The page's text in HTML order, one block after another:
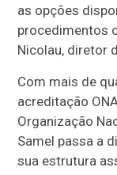
as opções
procedimentos
Nicolau, diretor
Com mais de
acreditação
Organização
Samel passa a
sua estrutura